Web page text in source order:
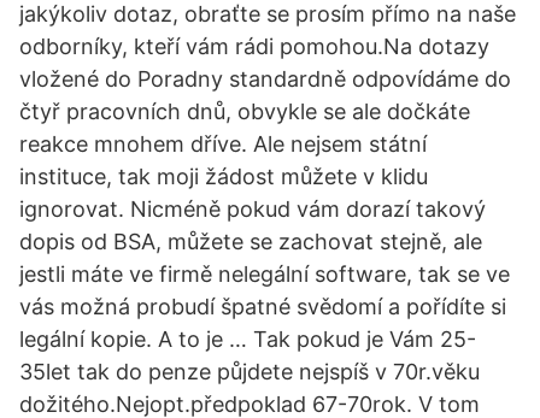
jakýkoliv dotaz, obraťte se prosím přímo na naše
odborníky, kteří vám rádi pomohou.Na dotazy
vložené do Poradny standardně odpovídáme do
čtyř pracovních dnů, obvykle se ale dočkáte
reakce mnohem dříve. Ale nejsem státní
instituce, tak moji žádost můžete v klidu
ignorovat. Nicméně pokud vám dorazí takový
dopis od BSA, můžete se zachovat stejně, ale
jestli máte ve firmě nelegální software, tak se ve
vás možná probudí špatné svědomí a pořídíte si
legální kopie. A to je … Tak pokud je Vám 25-
35let tak do penze půjdete nejspíš v 70r.věku
dožitého.Nejopt.předpoklad 67-70rok. V tom